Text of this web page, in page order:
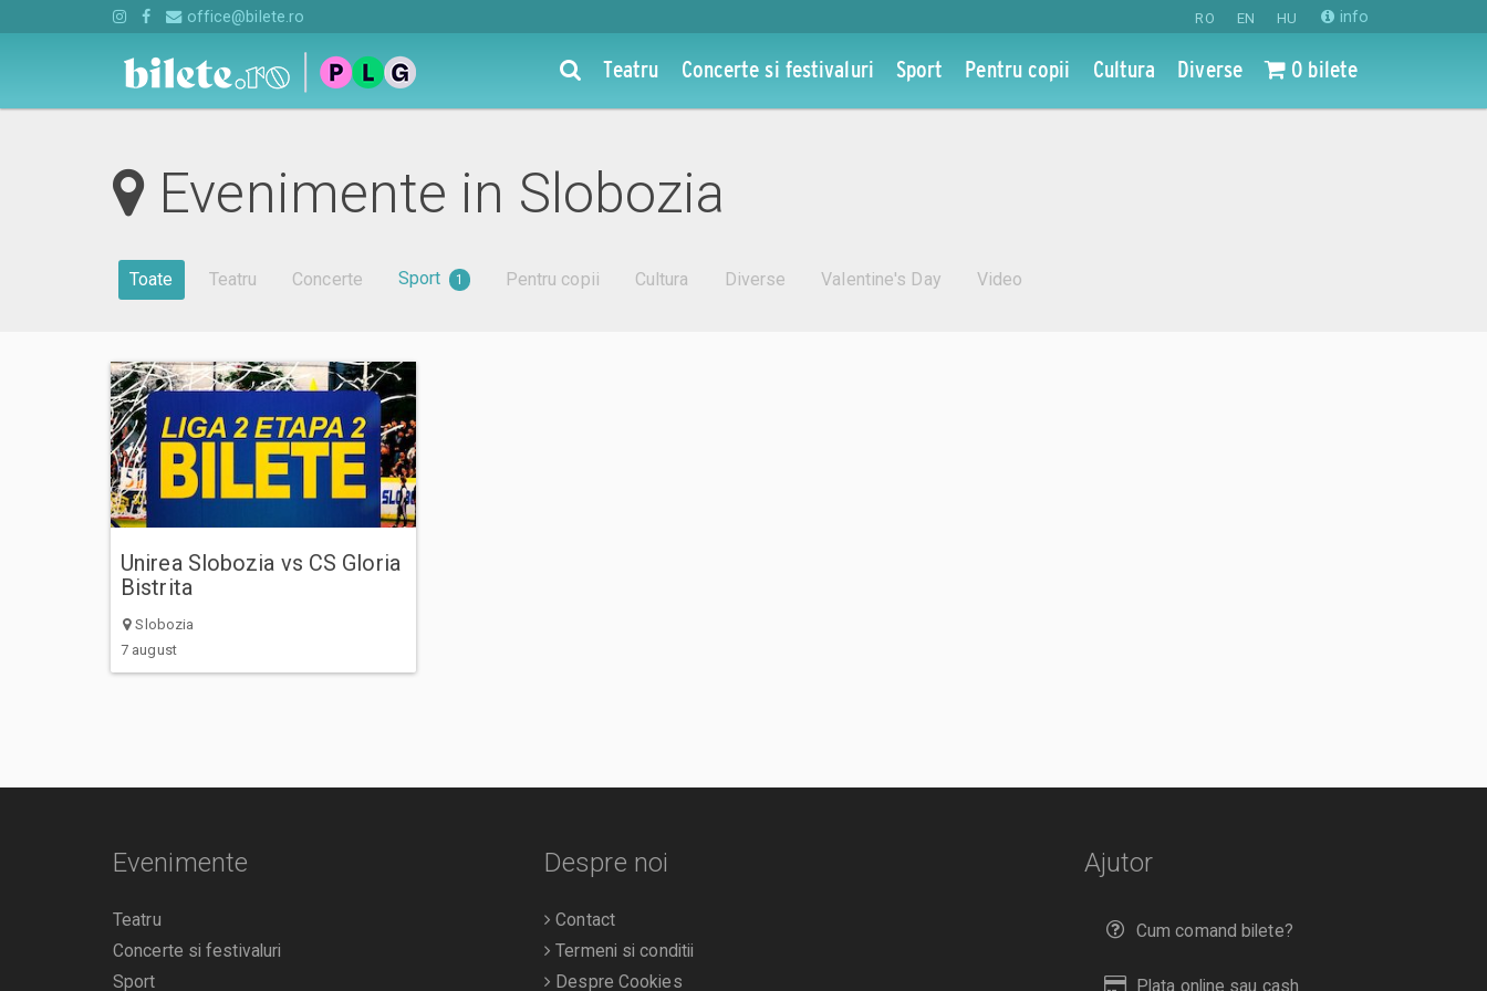
RO EN HU info
office@bilete.ro
Teatru Concerte si festivaluri Sport Pentru copii Cultura Diverse 0 bilete
Evenimente in Slobozia
Toate Teatru Concerte Sport 1 Pentru copii Cultura Diverse Valentine's Day Video
Unirea Slobozia vs CS Gloria
Bistrita
Slobozia
7 august
Ajutor
Cum comand bilete?
Plata online sau cash
Evenimente
Teatru
Concerte si festivaluri
Sport
Despre noi
Contact
Termeni si conditii
Despre Cookies